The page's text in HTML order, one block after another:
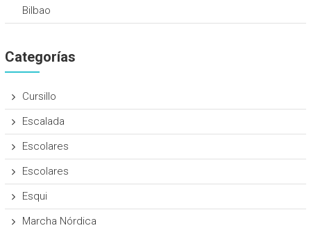
Bilbao
Categorías
Cursillo
Escalada
Escolares
Escolares
Esqui
Marcha Nórdica